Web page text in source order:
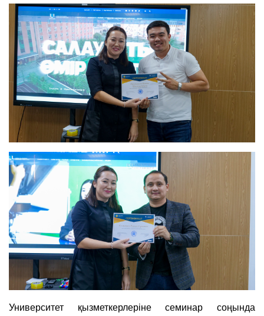
Университет қызметкерлеріне семинар соңында